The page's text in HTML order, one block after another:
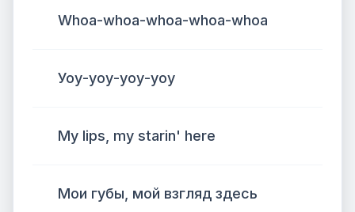
Whoa-whoa-whoa-whoa-whoa
Уоу-уоу-уоу-уоу
My lips, my starin' here
Мои губы, мой взгляд здесь